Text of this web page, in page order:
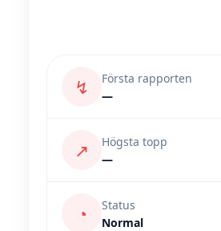
↯
Första rapporten
—
↗
Högsta topp
—
◔
Status
Normal